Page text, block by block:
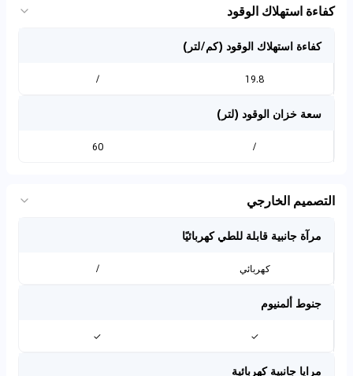
كفاءة استهلاك الوقود
كفاءة استهلاك الوقود (كم/لتر)
19.8
/
سعة خزان الوقود (لتر)
/
60
التصميم الخارجي
مرآة جانبية قابلة للطي كهربائيًا
كهربائي /
جنوط ألمنيوم
✓
✓
مرايا جانبية كهربائية